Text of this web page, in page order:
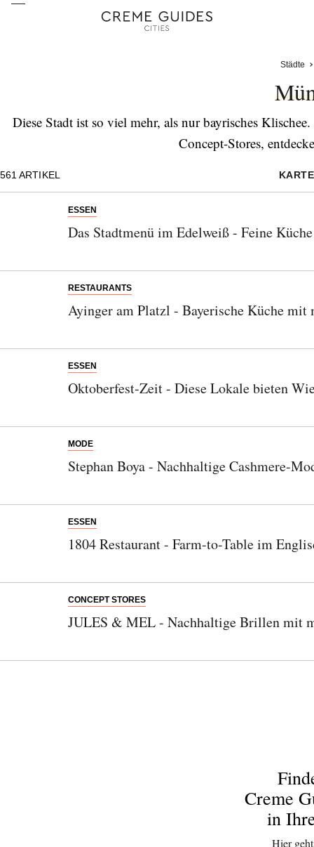
Städte
Diese Stadt ist so viel mehr, als nur bayrisches
Concept-Stores,
561 ARTIKEL KARTE
ESSEN
Das Stadtmenü im Edelweiß - Feine
RESTAURANTS
Ayinger am Platzl - Bayerische Küche mit
ESSEN
Oktoberfest-Zeit - Diese Lokale bieten
MODE
Stephan Boya - Nachhaltige Cashmere-
ESSEN
1804 Restaurant - Farm-to-Table im
CONCEPT STORES
JULES & MEL - Nachhaltige Brillen mit
Creme
in
Hier